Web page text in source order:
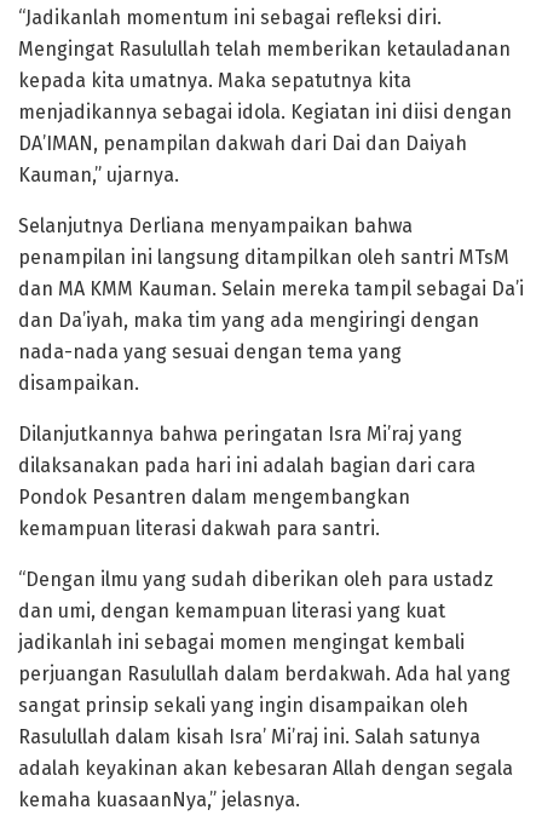
“Jadikanlah momentum ini sebagai refleksi diri.
Mengingat Rasulullah telah memberikan ketauladanan
kepada kita umatnya. Maka sepatutnya kita
menjadikannya sebagai idola. Kegiatan ini diisi dengan
DA’IMAN, penampilan dakwah dari Dai dan Daiyah
Kauman,” ujarnya.
Selanjutnya Derliana menyampaikan bahwa
penampilan ini langsung ditampilkan oleh santri MTsM
dan MA KMM Kauman. Selain mereka tampil sebagai Da’i
dan Da’iyah, maka tim yang ada mengiringi dengan
nada-nada yang sesuai dengan tema yang
disampaikan.
Dilanjutkannya bahwa peringatan Isra Mi’raj yang
dilaksanakan pada hari ini adalah bagian dari cara
Pondok Pesantren dalam mengembangkan
kemampuan literasi dakwah para santri.
“Dengan ilmu yang sudah diberikan oleh para ustadz
dan umi, dengan kemampuan literasi yang kuat
jadikanlah ini sebagai momen mengingat kembali
perjuangan Rasulullah dalam berdakwah. Ada hal yang
sangat prinsip sekali yang ingin disampaikan oleh
Rasulullah dalam kisah Isra’ Mi’raj ini. Salah satunya
adalah keyakinan akan kebesaran Allah dengan segala
kemaha kuasaanNya,” jelasnya.